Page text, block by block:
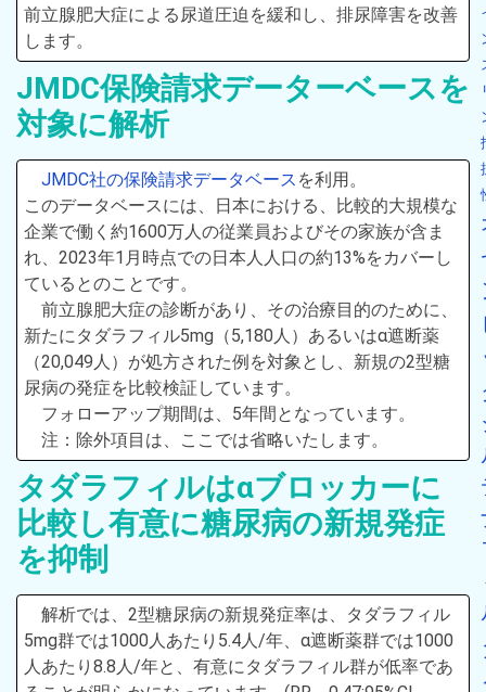
前立腺肥大症による尿道圧迫を緩和し、排尿障害を改善
します。
JMDC保険請求データーベースを
対象に解析
JMDC社の保険請求データベース を利用。
このデータベースには、日本における、比較的大規模な
企業で働く約1600万人の従業員およびその家族が含ま
れ、2023年1月時点での日本人人口の約13%をカバーし
ているとのことです。
前立腺肥大症の診断があり、その治療目的のために、
新たにタダラフィル5mg（5,180人）あるいはα遮断薬
（20,049人）が処方された例を対象とし、新規の2型糖
尿病の発症を比較検証しています。
フォローアップ期間は、5年間となっています。
注：除外項目は、ここでは省略いたします。
タダラフィルはαブロッカーに
比較し有意に糖尿病の新規発症
を抑制
解析では、2型糖尿病の新規発症率は、タダラフィル
5mg群では1000人あたり5.4人/年、α遮断薬群では1000
人あたり8.8人/年と、有意にタダラフィル群が低率であ